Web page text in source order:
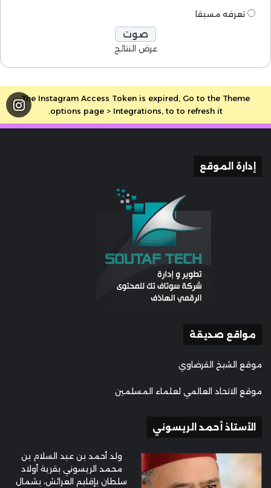
تعرفه مسبقا
عرض النتائج
The Instagram Access Token is expired, Go to the Theme
options page > Integrations, to to refresh it.
إدارة الموقع
مواقع صديقة
موقع الشيخ القرضاوي
موقع الاتحاد العالمي لعلماء المسلمين
الأستاذ أحمد الريسوني
ولد أحمد بن عبد السلام بن
محمد الريسوني بقرية أولاد
سلطان بإقليم العرائش، بشمال